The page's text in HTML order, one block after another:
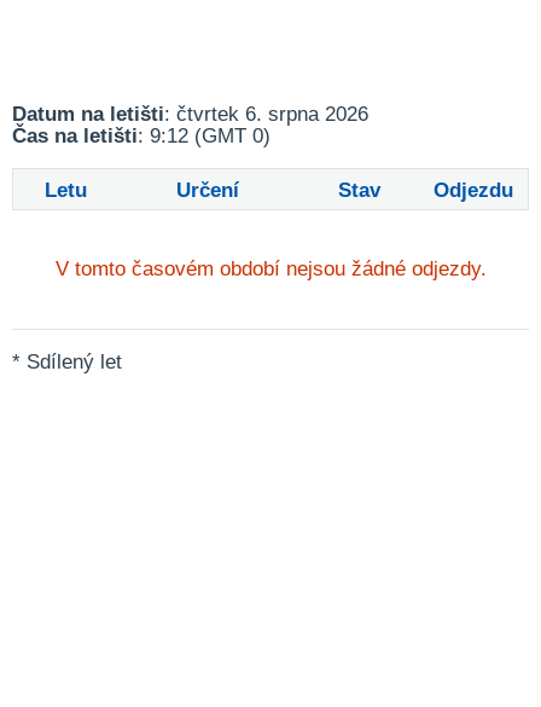
Datum na letišti: čtvrtek 6. srpna 2026
Čas na letišti: 9:12 (GMT 0)
Letu Určení Stav Odjezdu
V tomto časovém období nejsou žádné odjezdy.
* Sdílený let